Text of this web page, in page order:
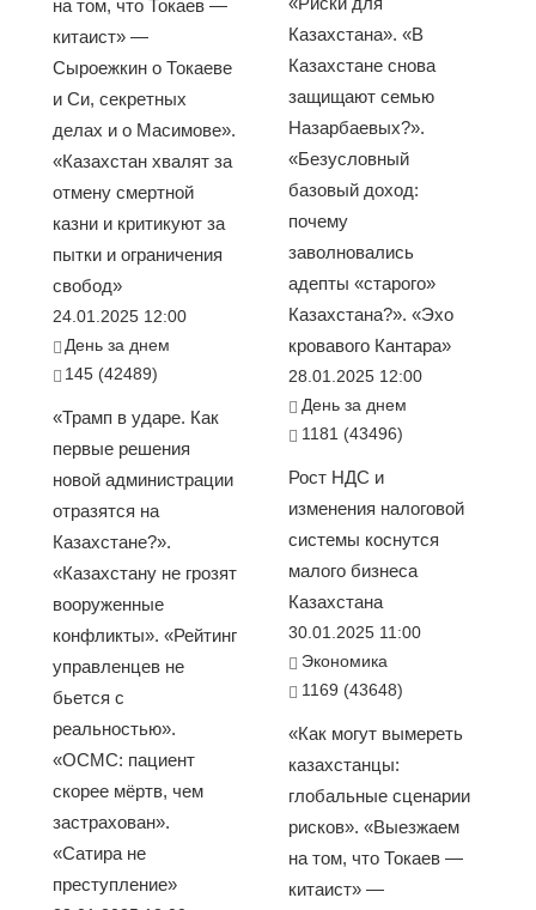
на том, что Токаев —
китаист» —
Сыроежкин о Токаеве
и Си, секретных
делах и о Масимове».
«Казахстан хвалят за
отмену смертной
казни и критикуют за
пытки и ограничения
свобод»
24.01.2025 12:00
День за днем
145 (42489)
«Трамп в ударе. Как
первые решения
новой администрации
отразятся на
Казахстане?».
«Казахстану не грозят
вооруженные
конфликты». «Рейтинг
управленцев не
бьется с
реальностью».
«ОСМС: пациент
скорее мёртв, чем
застрахован».
«Сатира не
преступление»
Казахстана». «В
Казахстане снова
защищают семью
Назарбаевых?».
«Безусловный
базовый доход:
почему
заволновались
адепты «старого»
Казахстана?». «Эхо
кровавого Кантара»
28.01.2025 12:00
День за днем
1181 (43496)
Рост НДС и
изменения налоговой
системы коснутся
малого бизнеса
Казахстана
30.01.2025 11:00
Экономика
1169 (43648)
«Как могут вымереть
казахстанцы:
глобальные сценарии
рисков». «Выезжаем
на том, что Токаев —
китаист» —